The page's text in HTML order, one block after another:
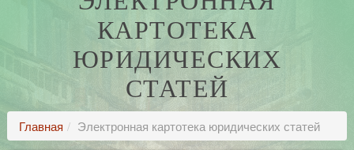
КАРТОТЕКА
ЮРИДИЧЕСКИХ
СТАТЕЙ
Главная Электронная картотека юридических статей